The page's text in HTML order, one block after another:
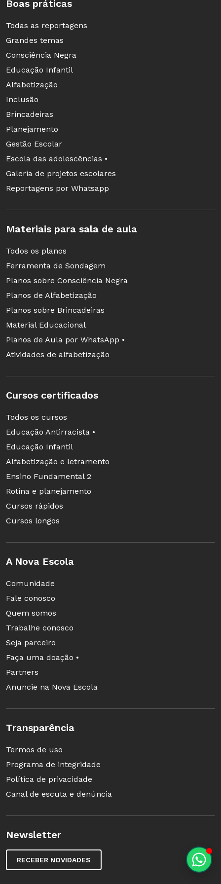
Boas práticas
Todas as reportagens
Grandes temas
Consciência Negra
Educação Infantil
Alfabetização
Inclusão
Brincadeiras
Planejamento
Gestão Escolar
Escola das adolescências •
Galeria de projetos escolares
Reportagens por Whatsapp
Materiais para sala de aula
Todos os planos
Ferramenta de Sondagem
Planos sobre Consciência Negra
Planos de Alfabetização
Planos sobre Brincadeiras
Material Educacional
Planos de Aula por WhatsApp •
Atividades de alfabetização
Cursos certificados
Todos os cursos
Educação Antirracista •
Educação Infantil
Alfabetização e letramento
Ensino Fundamental 2
Rotina e planejamento
Cursos rápidos
Cursos longos
A Nova Escola
Comunidade
Fale conosco
Quem somos
Trabalhe conosco
Seja parceiro
Faça uma doação •
Partners
Anuncie na Nova Escola
Transparência
Termos de uso
Programa de integridade
Política de privacidade
Canal de escuta e denúncia
Newsletter
RECEBER NOVIDADES